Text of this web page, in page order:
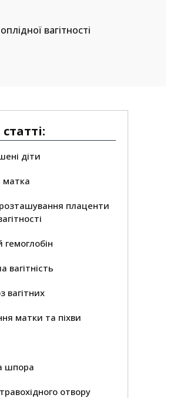
вагітності
діти
матка
плаценти
вагітність
вагітних
матки та піхви
шпора
отвору